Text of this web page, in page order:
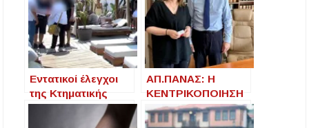
Εντατικοί έλεγχοι
της Κτηματικής
Υπηρεσίας
Χαλκιδικής στα
ΑΠ.ΠΑΝΑΣ: Η
ΚΕΝΤΡΙΚΟΠΟΙΗΣΗ
ΤΩΝ Δ.Ο.Υ.
ΠΛΗΤΤΕΙ ΤΙΣ